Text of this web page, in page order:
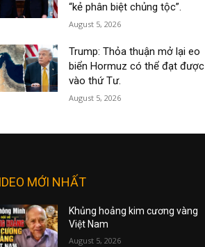
“kẻ phân biệt chủng tộc”.
August 5, 2026
Trump: Thỏa thuận mở lại eo
biển Hormuz có thể đạt được
vào thứ Tư.
August 5, 2026
MỚI NHẤT
Khủng hoảng kim cương vàng
Việt Nam
August 5, 2026